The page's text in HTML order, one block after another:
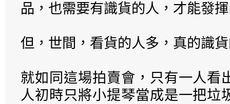
品，也需要有識貨的人，才能發
但，世間，看貨的人多，真的識
就如同這場拍賣會，只有一人看
人初時只將小提琴當成是一把垃